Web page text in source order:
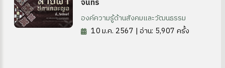
จันทร์
องค์ความรู้ด้านสังคมและวัฒนธรรม
10 ม.ค. 2567 | อ่าน: 5,907 ครั้ง